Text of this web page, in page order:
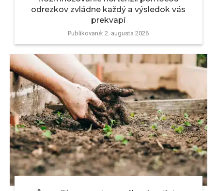
odrezkov zvládne každý a výsledok vás
prekvapí
Publikované: 2. augusta 2026